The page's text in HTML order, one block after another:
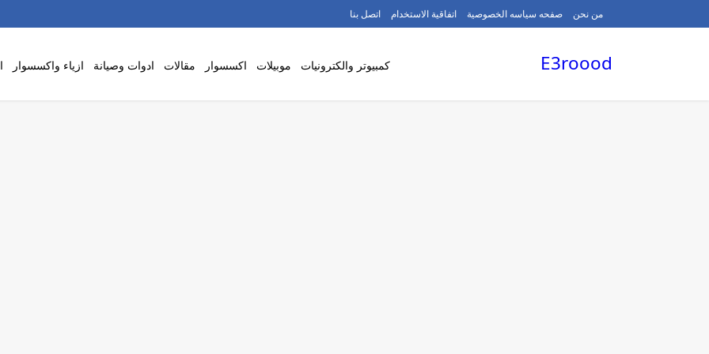
من نحن صفحه سياسه الخصوصية اتفاقية الاستخدام اتصل بنا
E3roood كمبيوتر والكترونيات موبيلات اكسسوار مقالات ادوات وصيانة ازياء واكسسوار